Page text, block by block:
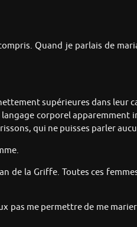
Quand je parlais de
supérieures dans leur
corporel apparemment
qui ne puisses parler
de la Griffe. Toutes ces
pas me permettre de me